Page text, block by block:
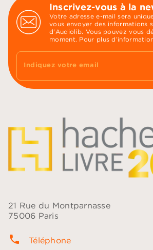
Inscrivez-vous à la
Votre adresse e-mail sera
vous envoyer des informations
d'Audiolib. Vous pouvez vous
moment. Pour plus
Indiquez votre email
21 Rue du Montparnasse
75006 Paris
phone Téléphone